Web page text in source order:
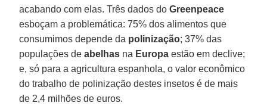
acabando com elas. Três dados doGreenpeace
esboçam a problemática: 75% dos alimentos que
consumimos depende da polinização; 37% das
populações deabelhas na Europa estão em declive;
e, só para a agricultura espanhola, o valor econômico
do trabalho de polinização destes insetos é de mais
de 2,4 milhões de euros.